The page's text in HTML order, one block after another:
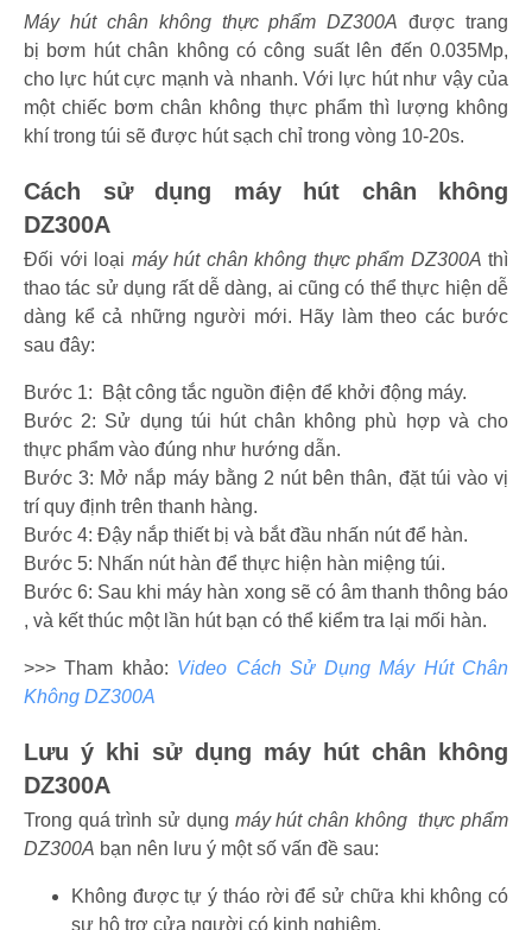
Máy hút chân không thực phẩm DZ300A được trang
bị bơm hút chân không có công suất lên đến 0.035Mp,
cho lực hút cực mạnh và nhanh. Với lực hút như vậy của
một chiếc bơm chân không thực phẩm thì lượng không
khí trong túi sẽ được hút sạch chỉ trong vòng 10-20s.
Cách sử dụng máy hút chân không
DZ300A
Đối với loại máy hút chân không thực phẩm DZ300A thì
thao tác sử dụng rất dễ dàng, ai cũng có thể thực hiện dễ
dàng kể cả những người mới. Hãy làm theo các bước
sau đây:
Bước 1: Bật công tắc nguồn điện để khởi động máy.
Bước 2: Sử dụng túi hút chân không phù hợp và cho
thực phẩm vào đúng như hướng dẫn.
Bước 3: Mở nắp máy bằng 2 nút bên thân, đặt túi vào vị
trí quy định trên thanh hàng.
Bước 4: Đậy nắp thiết bị và bắt đầu nhấn nút để hàn.
Bước 5: Nhấn nút hàn để thực hiện hàn miệng túi.
Bước 6: Sau khi máy hàn xong sẽ có âm thanh thông báo
, và kết thúc một lần hút bạn có thể kiểm tra lại mối hàn.
>>> Tham khảo: Video Cách Sử Dụng Máy Hút Chân
Không DZ300A
Lưu ý khi sử dụng máy hút chân không
DZ300A
Trong quá trình sử dụng máy hút chân không thực phẩm
DZ300A bạn nên lưu ý một số vấn đề sau:
Không được tự ý tháo rời để sử chữa khi không có
sự hộ trợ cửa người có kinh nghiệm.